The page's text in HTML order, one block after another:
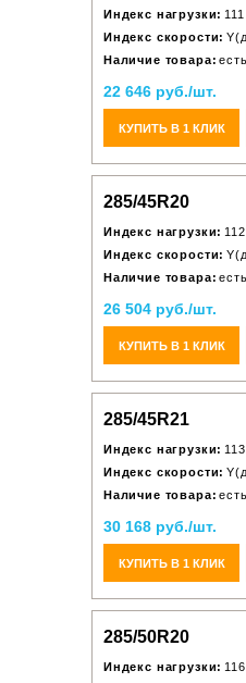
Индекс нагрузки: 111
Индекс скорости:
Наличие товара:
22 646 руб./шт.
КУПИТЬ В 1 КЛИК
285/45R20
Индекс нагрузки: 112
Индекс скорости:
Наличие товара:
26 504 руб./шт.
КУПИТЬ В 1 КЛИК
285/45R21
Индекс нагрузки: 113
Индекс скорости:
Наличие товара:
30 168 руб./шт.
КУПИТЬ В 1 КЛИК
285/50R20
Индекс нагрузки: 116